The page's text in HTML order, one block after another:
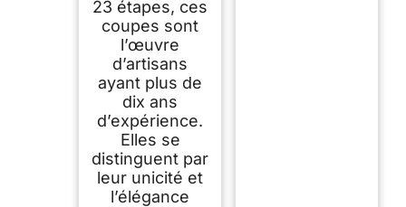
23 étapes, ces
coupes sont
l’œuvre
d’artisans
ayant plus de
dix ans
d’expérience.
Elles se
distinguent par
leur unicité et
l’élégance